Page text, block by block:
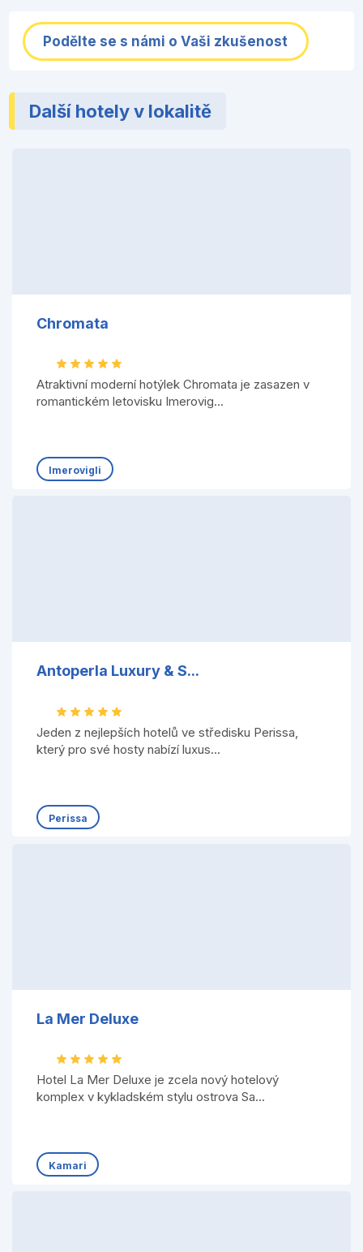
Podělte se s námi o Vaši zkušenost
Další hotely v lokalitě
Chromata
Atraktivní moderní hotýlek Chromata je zasazen v
romantickém letovisku Imerovig...
Imerovigli
Antoperla Luxury & S...
Jeden z nejlepších hotelů ve středisku Perissa,
který pro své hosty nabízí luxus...
Perissa
La Mer Deluxe
Hotel La Mer Deluxe je zcela nový hotelový
komplex v kykladském stylu ostrova Sa...
Kamari